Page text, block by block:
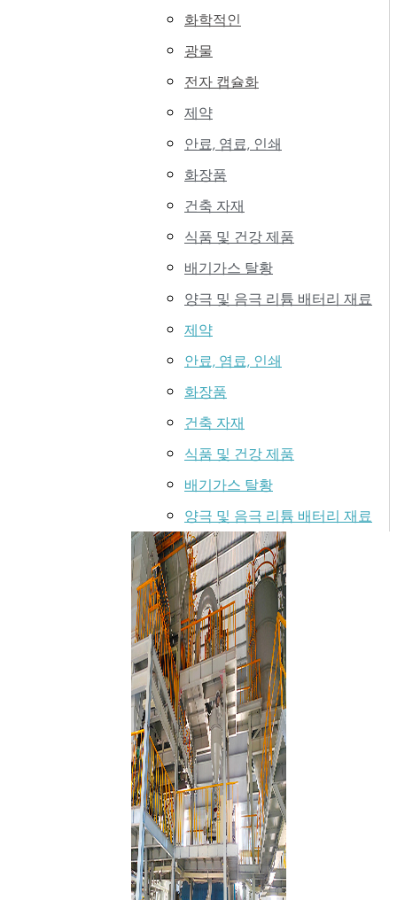
화학적인
광물
전자 캡슐화
제약
안료, 염료, 인쇄
화장품
건축 자재
식품 및 건강 제품
배기가스 탈황
양극 및 음극 리튬 배터리 재료
제약
안료, 염료, 인쇄
화장품
건축 자재
식품 및 건강 제품
배기가스 탈황
양극 및 음극 리튬 배터리 재료